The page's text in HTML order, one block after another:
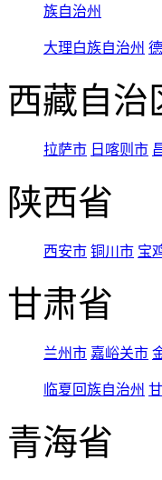
族自治州
大理白族自治州
西藏自治
拉萨市 日喀则市
陕西省
西安市 铜川市 宝
甘肃省
兰州市 嘉峪关市
临夏回族自治州
青海省